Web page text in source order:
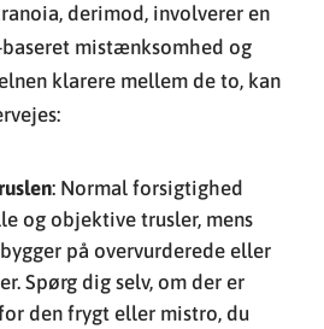
derimod, involverer en
mistænksomhed og
klarere mellem de to, kan
: Normal forsigtighed
og objektive trusler, mens
på overvurderede eller
Spørg dig selv, om der er
den frygt eller mistro, du